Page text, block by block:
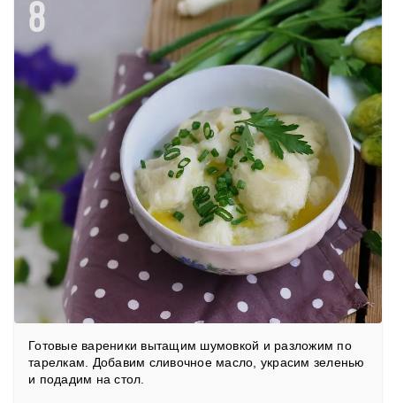
8
Готовые вареники вытащим шумовкой и разложим по
тарелкам. Добавим сливочное масло, украсим зеленью
и подадим на стол.